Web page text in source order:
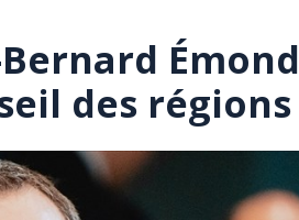
Émond
des régions